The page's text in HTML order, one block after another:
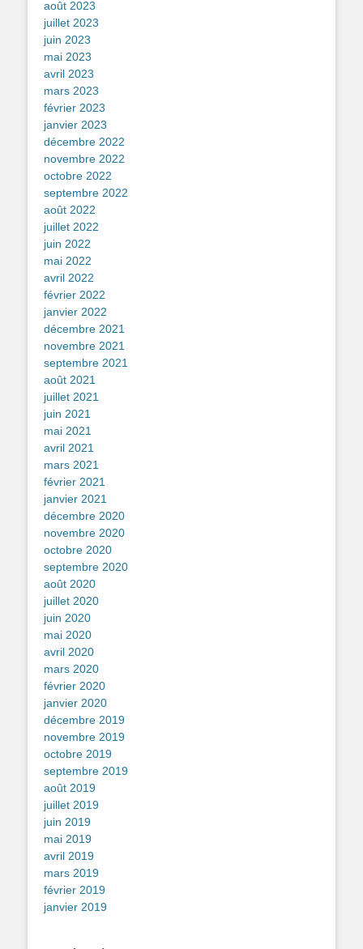
août 2023
juillet 2023
juin 2023
mai 2023
avril 2023
mars 2023
février 2023
janvier 2023
décembre 2022
novembre 2022
octobre 2022
septembre 2022
août 2022
juillet 2022
juin 2022
mai 2022
avril 2022
février 2022
janvier 2022
décembre 2021
novembre 2021
septembre 2021
août 2021
juillet 2021
juin 2021
mai 2021
avril 2021
mars 2021
février 2021
janvier 2021
décembre 2020
novembre 2020
octobre 2020
septembre 2020
août 2020
juillet 2020
juin 2020
mai 2020
avril 2020
mars 2020
février 2020
janvier 2020
décembre 2019
novembre 2019
octobre 2019
septembre 2019
août 2019
juillet 2019
juin 2019
mai 2019
avril 2019
mars 2019
février 2019
janvier 2019